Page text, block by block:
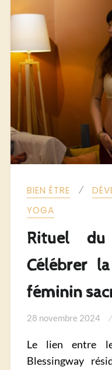
BIEN ÊTRE ⁄
YOGA
Rituel du
Célébrer
féminin
28 novembre 2024
Le lien entre
Blessingway